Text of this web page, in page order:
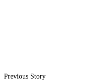
Previous Story